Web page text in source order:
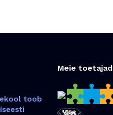
toob
Meie toetajad